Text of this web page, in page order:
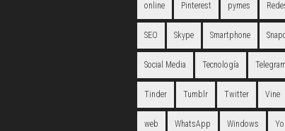
online Pinterest pymes
SEO Skype Smartphone
Social Media Tecnología Telegram
Tinder Tumblr Twitter Vine
web WhatsApp Windows